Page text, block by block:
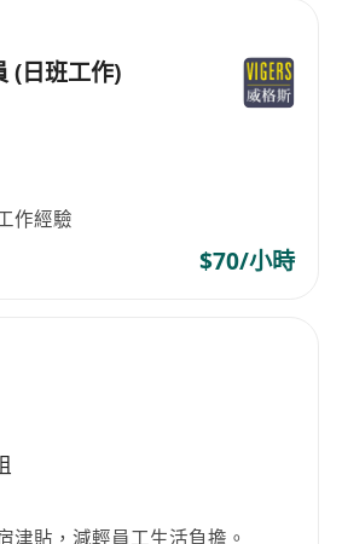
committed to establishing
and throughout the
deep understandings
well as our clients' needs and
our candidates. These have
made recruitment strategies
to offer genuine consultation
(日班工作)
作經驗
$70/小時
津貼，減輕員工生活負擔。